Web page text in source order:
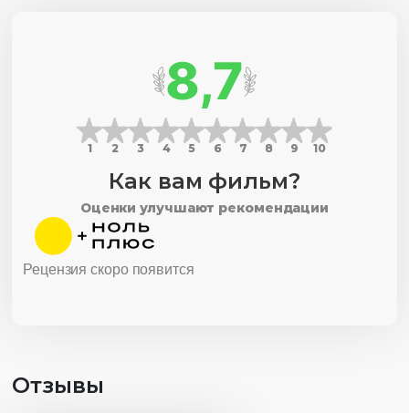
8,7
1 2 3 4 5 6 7 8 9 10
Как вам фильм?
Оценки улучшают рекомендации
Рецензия скоро появится
Отзывы